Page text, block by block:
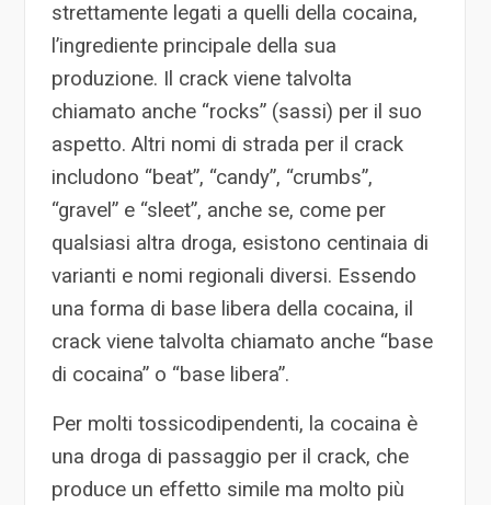
strettamente legati a quelli della cocaina,
l’ingrediente principale della sua
produzione. Il crack viene talvolta
chiamato anche “rocks” (sassi) per il suo
aspetto. Altri nomi di strada per il crack
includono “beat”, “candy”, “crumbs”,
“gravel” e “sleet”, anche se, come per
qualsiasi altra droga, esistono centinaia di
varianti e nomi regionali diversi. Essendo
una forma di base libera della cocaina, il
crack viene talvolta chiamato anche “base
di cocaina” o “base libera”.
Per molti tossicodipendenti, la cocaina è
una droga di passaggio per il crack, che
produce un effetto simile ma molto più